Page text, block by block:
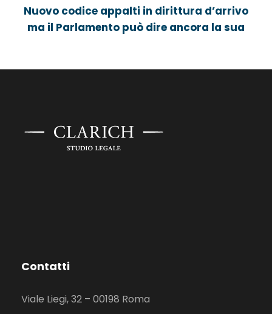
Nuovo codice appalti in dirittura d’arrivo
ma il Parlamento può dire ancora la sua
Contatti
Viale Liegi, 32 – 00198 Roma